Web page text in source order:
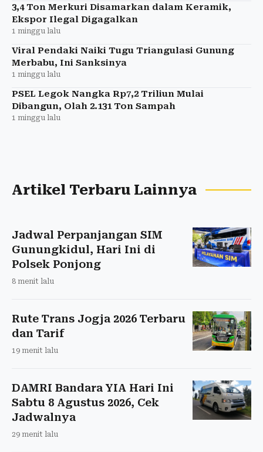
3,4 Ton Merkuri Disamarkan dalam Keramik,
Ekspor Ilegal Digagalkan
1 minggu lalu
Viral Pendaki Naiki Tugu Triangulasi Gunung
Merbabu, Ini Sanksinya
1 minggu lalu
PSEL Legok Nangka Rp7,2 Triliun Mulai
Dibangun, Olah 2.131 Ton Sampah
1 minggu lalu
Artikel Terbaru Lainnya
Jadwal Perpanjangan SIM
Gunungkidul, Hari Ini di
Polsek Ponjong
8 menit lalu
Rute Trans Jogja 2026 Terbaru
dan Tarif
19 menit lalu
DAMRI Bandara YIA Hari Ini
Sabtu 8 Agustus 2026, Cek
Jadwalnya
29 menit lalu